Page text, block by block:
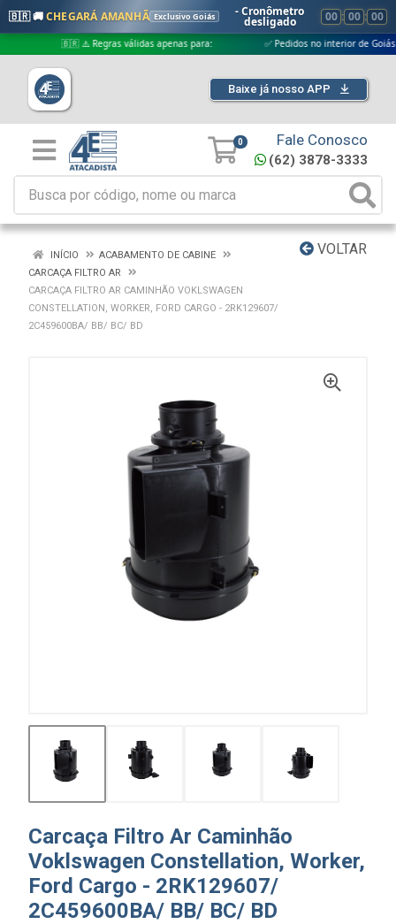
🇧🇷 🚚CHEGARÁ AMANHÃ Exclusivo Goiás - Cronômetro
desligado 00 : 00 : 00
🇧🇷 ⚠️ Regras válidas apenas para: ✅ Pedidos no interior de Goiás
Baixe já nosso APP
0 Fale Conosco
(62) 3878-3333
VOLTAR
INÍCIO
ACABAMENTO DE CABINE
CARCAÇA FILTRO AR
CARCAÇA FILTRO AR CAMINHÃO VOKLSWAGEN
CONSTELLATION, WORKER, FORD CARGO - 2RK129607/
2C459600BA/ BB/ BC/ BD
Carcaça Filtro Ar Caminhão
Voklswagen Constellation, Worker,
Ford Cargo - 2RK129607/
2C459600BA/ BB/ BC/ BD